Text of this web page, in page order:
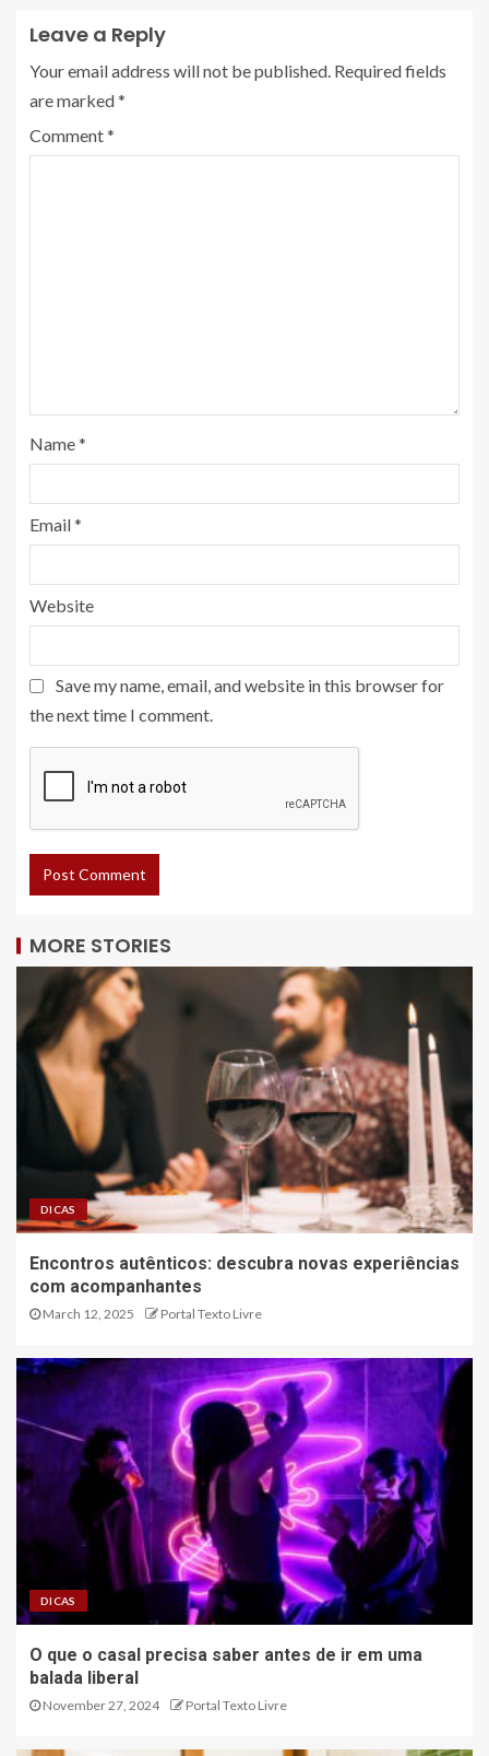
Leave a Reply
Your email address will not be published. Required fields
are marked*
Comment*
Name*
Email*
Website
Save my name, email, and website in this browser for
the next time I comment.
MORE STORIES
DICAS
Encontros autênticos: descubra novas experiências
com acompanhantes
March 12, 2025 Portal Texto Livre
DICAS
O que o casal precisa saber antes de ir em uma
balada liberal
November 27, 2024 Portal Texto Livre